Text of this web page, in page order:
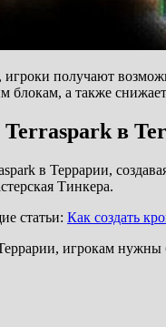
игроки получают
блокам, а также
в
в Террарии,
Тинкера.
статьи: Как создать
игрокам